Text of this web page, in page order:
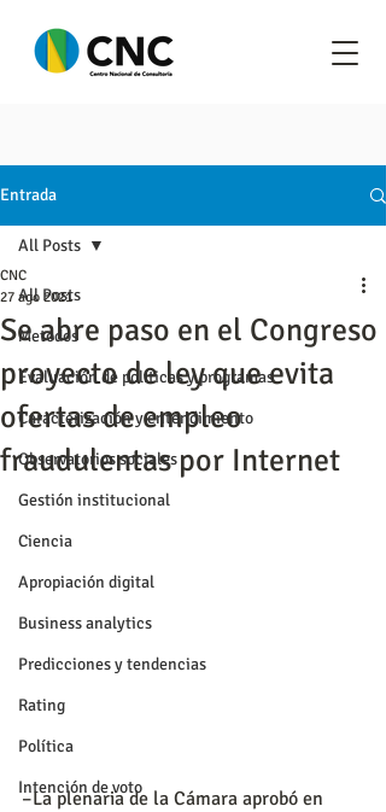
Entrada
All Posts
Metodos
Evaluación de políticas y programas
Caracterización y entendimiento
Observatorios sociales
Gestión institucional
Ciencia
Apropiación digital
Business analytics
Predicciones y tendencias
Rating
Política
Intención de voto
All Posts
Se abre paso en el Congreso
proyecto de ley que evita
ofertas de empleo
fraudulentas por Internet
CNC
27 ago 2021
–La plenaria de la Cámara aprobó en